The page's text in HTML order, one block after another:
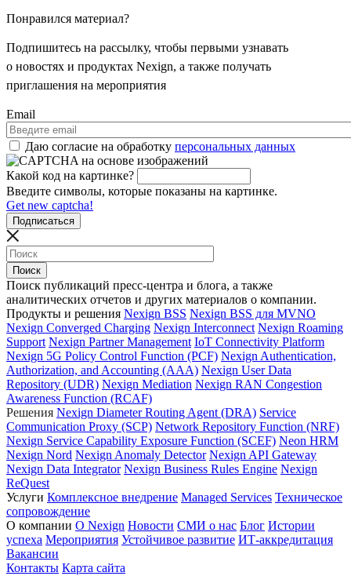
Понравился материал?
Подпишитесь на рассылку, чтобы первыми узнавать
о новостях и продуктах Nexign, а также получать
приглашения на мероприятия
Email
Даю согласие на обработку персональных данных
Какой код на картинке?
Введите символы, которые показаны на картинке.
Get new captcha!
Поиск публикаций пресс-центра и блога, а также
аналитических отчетов и других материалов о компании.
Продукты и решения Nexign BSS Nexign BSS для MVNO
Nexign Converged Charging Nexign Interconnect Nexign Roaming
Support Nexign Partner Management IoT Connectivity Platform
Nexign 5G Policy Control Function (PCF) Nexign Authentication,
Authorization, and Accounting (AAA) Nexign User Data
Repository (UDR) Nexign Mediation Nexign RAN Congestion
Awareness Function (RCAF)
Решения Nexign Diameter Routing Agent (DRA) Service
Communication Proxy (SCP) Network Repository Function (NRF)
Nexign Service Capability Exposure Function (SCEF) Neon HRM
Nexign Nord Nexign Anomaly Detector Nexign API Gateway
Nexign Data Integrator Nexign Business Rules Engine Nexign
ReQuest
Услуги Комплексное внедрение Managed Services Техническое
сопровождение
О компании О Nexign Новости СМИ о нас Блог Истории
успеха Мероприятия Устойчивое развитие ИТ-аккредитация
Вакансии
Контакты Карта сайта